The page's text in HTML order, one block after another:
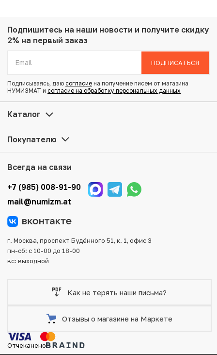
Металл: Биметалл
Вес: 8.5 г
Тираж: 3.000.000
Купить 10 бат 2005 года (BE 2548) Таиланд «100 лет
Транспортным войскам» по привлекательной цене
в каталоге, находятся в наличии на нашем складе.
того, возможен самовывоз товара из офиса магазина.
Для вашего удобства представлены несколько способов
оплаты и доставки заказа. Все отправления надежно и
тщательно упаковываются, что исключает возможность
Подпишитесь на наши новости и получите скидку
2% на первый заказ
ПОДПИСАТЬСЯ
Подписываясь, даю согласие на получение писем от магазина
НУМИЗМАТ и согласие на обработку персональных данных
Каталог
Покупателю
Всегда на связи
+7 (985) 008-91-90
mail@numizm.at
г. Москва, проспект Будённого 51, к. 1, офис 3
пн-сб: с 10-00 до 18-00
вс: выходной
Как не терять наши письма?
Отзывы о магазине на Маркете
Отчеканено